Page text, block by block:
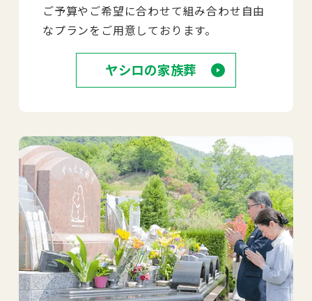
ご予算やご希望に合わせて組み合わせ自由
なプランをご用意しております。
ヤシロの家族葬